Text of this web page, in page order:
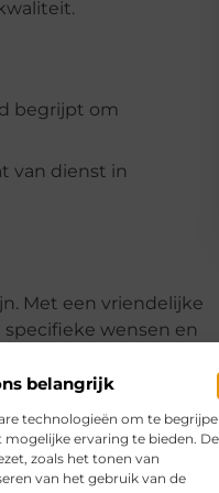
belangrijk
technologieën om te
ervaring te bieden.
zoals het tonen van
van het gebruik van de
begrijpt om
van dienst in
Met een vriendelijke
wensen en
bij je volgende
prestaties. Ze
bij het prestige van
die aan deze criteria